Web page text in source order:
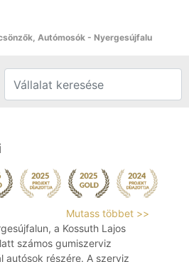
Autómosók - Nyergesújfalu
Mutass többet >>
a Kossuth Lajos
számos gumiszerviz
autósok részére. A szerviz